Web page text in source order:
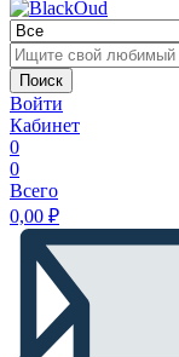
Поиск
Войти
Кабинет
0
0
Всего
0,00 ₽